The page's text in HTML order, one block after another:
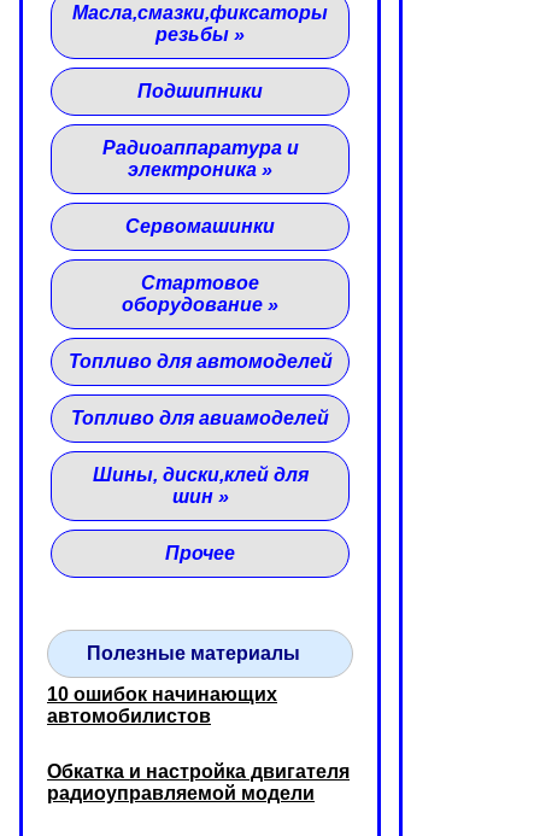
Масла,смазки,фиксаторы
резьбы »
Подшипники
Радиоаппаратура и
электроника »
Сервомашинки
Стартовое
оборудование »
Топливо для автомоделей
Топливо для авиамоделей
Шины, диски,клей для
шин»
Прочее
Полезные материалы
10 ошибок начинающих
автомобилистов
Обкатка и настройка двигателя
радиоуправляемой модели